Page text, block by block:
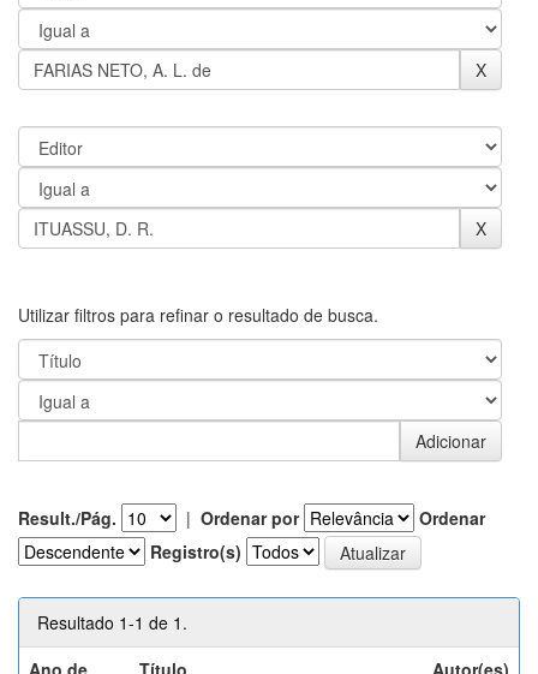
Utilizar filtros para refinar o resultado de busca.
Result./Pág. | Ordenar por
Ordenar
Registro(s)
Resultado 1-1 de 1.
Ano de
Título Autor(es)